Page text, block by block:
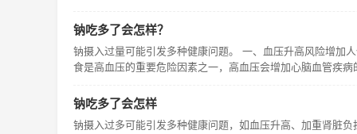
钠吃多了会怎样？
钠摄入过量可能引发多种健康问题。 一、血压升高风险增加
食是高血压的重要危险因素之一，高血压会增加心脑血管疾
钠吃多了会怎样
钠摄入过多可能引发多种健康问题，如血压升高、加重肾脏